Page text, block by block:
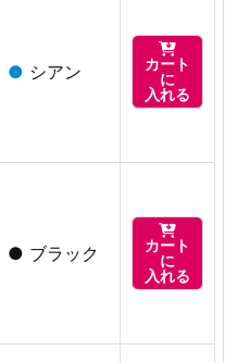
● シアン

カート
に
入れる
● ブラック

カート
に
入れる